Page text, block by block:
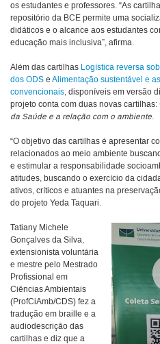
os estudantes e professores. “As
repositório da BCE permite uma
didáticos e o alcance aos estudantes
educação mais inclusiva”, afirma.
Além das cartilhas Logística reversa
dos ODS e Alimentação sustentável e
convencionais, disponíveis em versão
projeto conta com duas novas cartilhas:
da Saúde e a relação com o ambiente.
“O objetivo das cartilhas é apresentar
relacionados ao meio ambiente
e estimular a responsabilidade
atitudes, buscando o exercício da
ativos, críticos e atuantes na
do projeto Yeda Taquari.
Tatiany Michele
Gonçalves da Silva,
extensionista voluntária
e mestre pelo Mestrado
Profissional em
Ciências Ambientais
(ProfCiAmb/CDS) fez a
tradução em braille e a
audiodescrição das
cartilhas e diz que a